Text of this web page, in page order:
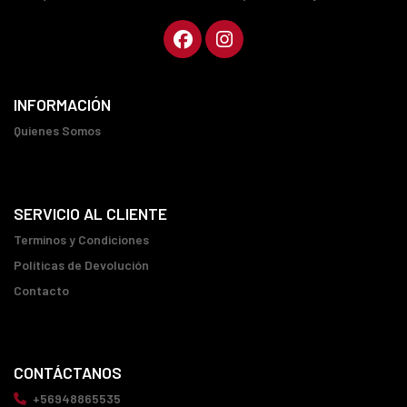
INFORMACIÓN
Quienes Somos
SERVICIO AL CLIENTE
Terminos y Condiciones
Políticas de Devolución
Contacto
CONTÁCTANOS
+56948865535